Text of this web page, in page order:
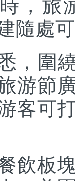
旅游
隨處
圍繞“
游節
客可
板塊